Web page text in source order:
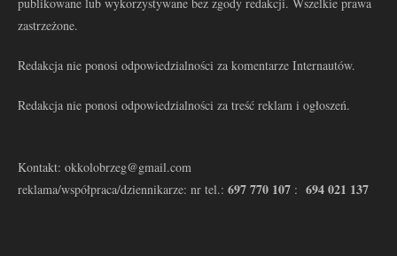
zastrzeżone.
Redakcja nie ponosi odpowiedzialności za komentarze Internautów.
Redakcja nie ponosi odpowiedzialności za treść reklam i ogłoszeń.
Kontakt: okkolobrzeg@gmail.com
reklama/współpraca/dziennikarze: nr tel.: 697 770 107 : 694 021 137